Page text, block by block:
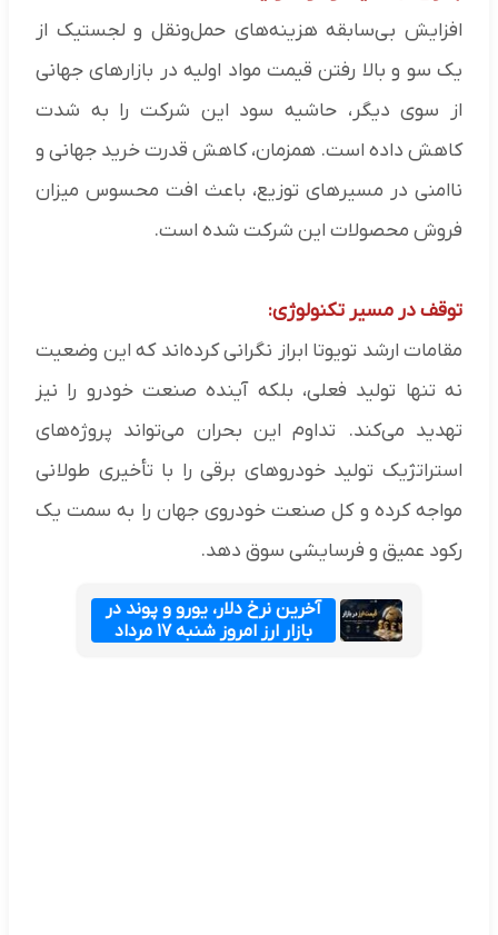
افزایش بی‌سابقه هزینه‌های حمل‌ونقل و لجستیک از
یک سو و بالا رفتن قیمت مواد اولیه در بازارهای جهانی
از سوی دیگر، حاشیه سود این شرکت را به شدت
کاهش داده است. همزمان، کاهش قدرت خرید جهانی و
ناامنی در مسیرهای توزیع، باعث افت محسوس میزان
فروش محصولات این شرکت شده است.
توقف در مسیر تکنولوژی:
مقامات ارشد تویوتا ابراز نگرانی کرده‌اند که این وضعیت
نه تنها تولید فعلی، بلکه آینده صنعت خودرو را نیز
تهدید می‌کند. تداوم این بحران می‌تواند پروژه‌های
استراتژیک تولید خودروهای برقی را با تأخیری طولانی
مواجه کرده و کل صنعت خودروی جهان را به سمت یک
رکود عمیق و فرسایشی سوق دهد.
آخرین نرخ دلار، یورو و پوند در
بازار ارز امروز شنبه ۱۷ مرداد